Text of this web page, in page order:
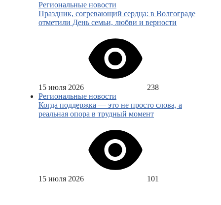
Региональные новости
Праздник, согревающий сердца: в Волгограде
отметили День семьи, любви и верности
15 июля 2026
238
Региональные новости
Когда поддержка — это не просто слова, а
реальная опора в трудный момент
15 июля 2026 101